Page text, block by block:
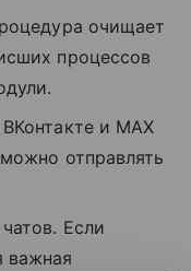
очищает
процессов
и MAX
отправлять
Если
важная